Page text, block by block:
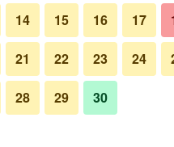
ロビー
バーン スワン クンタ ゴルフ リゾート
14 15 16 17
21 22 23 24
28 29 30